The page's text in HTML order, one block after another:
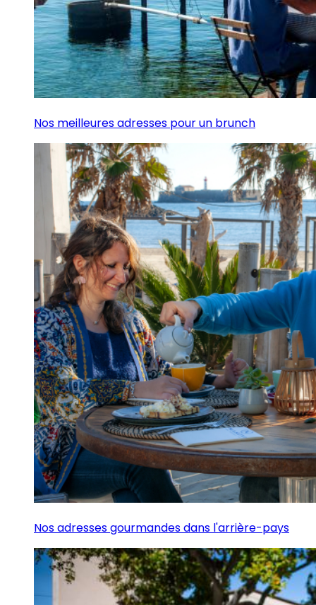
Nos meilleures adresses pour un brunch
Nos adresses gourmandes dans l'arrière-pays